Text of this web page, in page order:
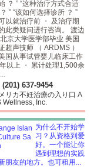
？ ” “这种治疗方式合适
” “该如何选择诊所 ？ ”
以就治疗前 ・ 及治疗期
此类疑问进行咨询。 渡边
京大学医学部毕业 美国
超声技师 （ ARDMS ）
国从事试管婴儿临床工作
以上 ・ 累计处理1,500余
(201) 637-9454
リカ不妊治療の入り口 A
Wellness, Inc.
为什么不开始学
习？从资格到爱
好。一个能让你
遇到理想的实践
朋友的地方。也可租用...